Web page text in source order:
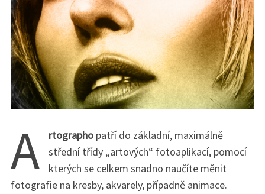
A rtographopatří do základní, maximálně
střední třídy „artových“ fotoaplikací, pomocí
kterých se celkem snadno naučíte měnit
fotografie na kresby, akvarely, případně animace.